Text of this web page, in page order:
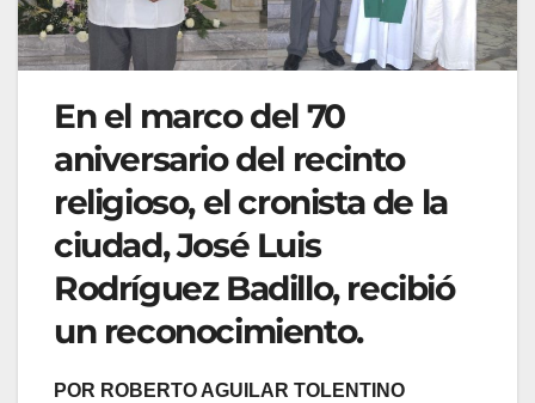
En el marco del 70
aniversario del recinto
religioso, el cronista de la
ciudad, José Luis
Rodríguez Badillo, recibió
un reconocimiento.
POR ROBERTO AGUILAR TOLENTINO